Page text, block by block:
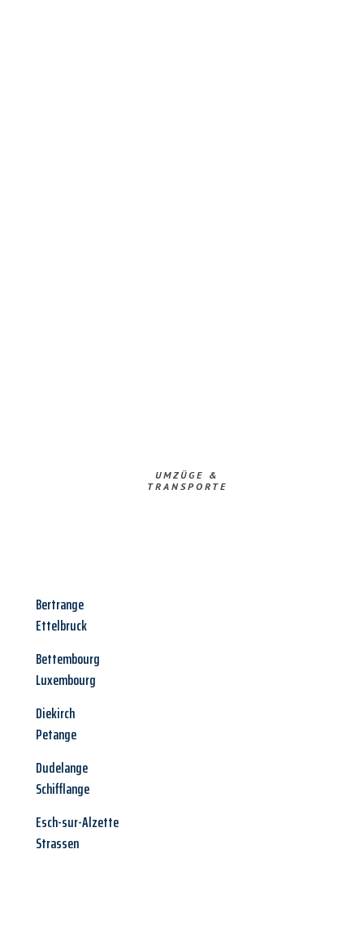
UMZÜGE &
TRANSPORTE
Bertrange
Ettelbruck
Bettembourg
Luxembourg
Diekirch
Petange
Dudelange
Schifflange
Esch-sur-Alzette
Strassen